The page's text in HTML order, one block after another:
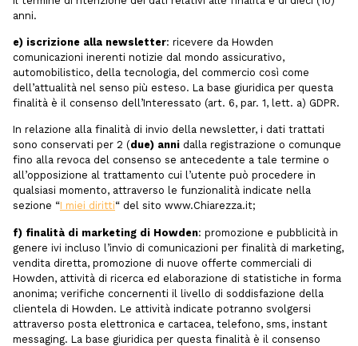
anni.
e) iscrizione alla newsletter: ricevere da Howden
comunicazioni inerenti notizie dal mondo assicurativo,
automobilistico, della tecnologia, del commercio così come
dell’attualità nel senso più esteso. La base giuridica per questa
finalità è il consenso dell’Interessato (art. 6, par. 1, lett. a) GDPR.
In relazione alla finalità di invio della newsletter, i dati trattati
sono conservati per 2 (due) anni dalla registrazione o comunque
fino alla revoca del consenso se antecedente a tale termine o
all’opposizione al trattamento cui l’utente può procedere in
qualsiasi momento, attraverso le funzionalità indicate nella
sezione “I miei diritti“ del sito www.Chiarezza.it;
f) finalità di marketing di Howden: promozione e pubblicità in
genere ivi incluso l’invio di comunicazioni per finalità di marketing,
vendita diretta, promozione di nuove offerte commerciali di
Howden, attività di ricerca ed elaborazione di statistiche in forma
anonima; verifiche concernenti il livello di soddisfazione della
clientela di Howden. Le attività indicate potranno svolgersi
attraverso posta elettronica e cartacea, telefono, sms, instant
messaging. La base giuridica per questa finalità è il consenso